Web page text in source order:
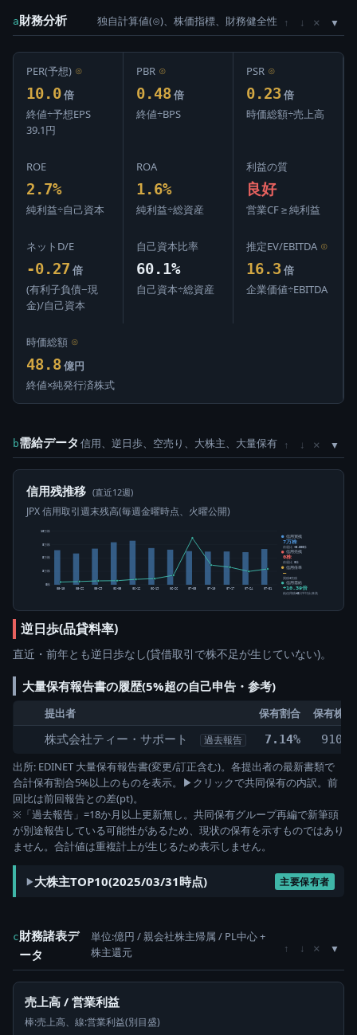
a財務分析 独自計算値(⊙)、株価指標、財務健全性 ↑ ↓ ×
PER(予想) ⊙
10.0 倍
終値÷予想EPS
39.1円
PBR ⊙
0.48 倍
終値÷BPS
PSR ⊙
0.23 倍
時価総額÷売上高
ROE
2.7%
純利益÷自己資本
ROA
1.6%
純利益÷総資産
利益の質
良好
営業CF ≥ 純利益
ネットD/E
-0.27 倍
(有利子負債−現
金)/自己資本
自己資本比率
60.1%
自己資本÷総資産
推定EV/EBITDA ⊙
16.3 倍
企業価値÷EBITDA
時価総額 ⊙
48.8 億円
終値×純発行済株式
b需給データ 信用、逆日歩、空売り、大株主、大量保有 ↑ ↓ ×
信用残推移 (直近12週)
JPX 信用取引週末残高(毎週金曜時点、火曜公開)
0株
3万株
5万株
8万株
10万株
05-15 05-22 05-29 06-05 06-12 06-19 06-26 07-03 07-10 07-17 07-24 07-31
信用買残
7万株
前週比 +5,800株
信用売残
0株
前週比 0株
信用倍率
―
買残÷売残
信用需給
+10.39倍
純信用残÷5日平均出来高
逆日歩(品貸料率)
直近・前年とも逆日歩なし(貸借取引で株不足が生じていない)。
大量保有報告書の履歴(5%超の自己申告・参考)
提出者 保有割合
保有株数
株式会社ティー・サポート
過去報告 7.14%
出所: EDINET 大量保有報告書(変更/訂正含む)。各提出者の最新書類で
合計保有割合5%以上のものを表示。▶クリックで共同保有の内訳。前
回比は前回報告との差(pt)。
※「過去報告」=18か月以上更新無し。共同保有グループ再編で新筆頭
が別途報告している可能性があるため、現状の保有を示すものではあり
ません。合計値は重複計上が生じるため表示しません。
大株主TOP10(2025/03/31時点) 主要保有者
c財務諸表デ
ータ
単位:億円 / 親会社株主帰属 / PL中心 +
株主還元
↑ ↓ ×
売上高 / 営業利益
棒:売上高、線:営業利益(別目盛)